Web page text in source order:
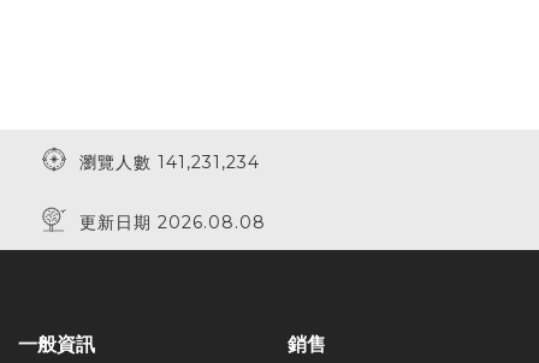
瀏覽人數 141,231,234
更新日期 2026.08.08
一般資訊 銷售